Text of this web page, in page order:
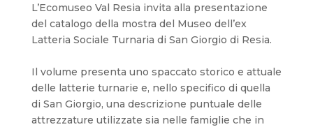
L’Ecomuseo Val Resia invita alla presentazione
del catalogo della mostra del Museo dell’ex
Latteria Sociale Turnaria di San Giorgio di Resia.
Il volume presenta uno spaccato storico e attuale
delle latterie turnarie e, nello specifico di quella
di San Giorgio, una descrizione puntuale delle
attrezzature utilizzate sia nelle famiglie che in